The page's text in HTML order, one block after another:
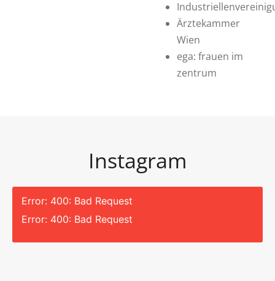
Ärztekammer
Wien
ega: frauen im
zentrum
Instagram
Error: 400: Bad Request
Error: 400: Bad Request